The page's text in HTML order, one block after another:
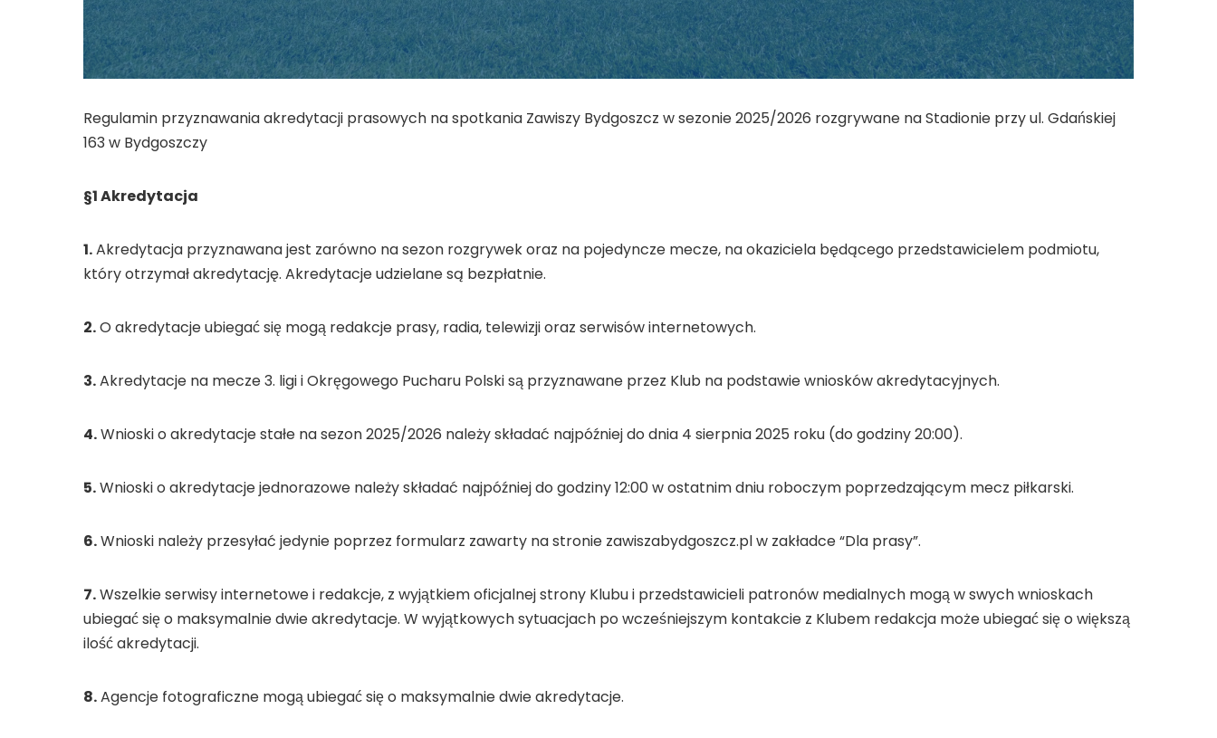
Regulamin przyznawania akredytacji prasowych na spotkania Zawiszy Bydgoszcz w sezonie 2025/2026 rozgrywane na Stadionie przy ul. Gdańskiej
163 w Bydgoszczy
§1 Akredytacja
1.Akredytacja przyznawana jest zarówno na sezon rozgrywek oraz na pojedyncze mecze, na okaziciela będącego przedstawicielem podmiotu,
który otrzymał akredytację. Akredytacje udzielane są bezpłatnie.
2.O akredytacje ubiegać się mogą redakcje prasy, radia, telewizji oraz serwisów internetowych.
3.Akredytacje na mecze 3. ligi i Okręgowego Pucharu Polski są przyznawane przez Klub na podstawie wniosków akredytacyjnych.
4.Wnioski o akredytacje stałe na sezon 2025/2026 należy składać najpóźniej do dnia 4 sierpnia 2025 roku (do godziny 20:00).
5.Wnioski o akredytacje jednorazowe należy składać najpóźniej do godziny 12:00 w ostatnim dniu roboczym poprzedzającym mecz piłkarski.
6.Wnioski należy przesyłać jedynie poprzez formularz zawarty na stronie zawiszabydgoszcz.pl w zakładce “Dla prasy”.
7.Wszelkie serwisy internetowe i redakcje, z wyjątkiem oficjalnej strony Klubu i przedstawicieli patronów medialnych mogą w swych wnioskach
ubiegać się o maksymalnie dwie akredytacje. W wyjątkowych sytuacjach po wcześniejszym kontakcie z Klubem redakcja może ubiegać się o większą
ilość akredytacji.
8.Agencje fotograficzne mogą ubiegać się o maksymalnie dwie akredytacje.